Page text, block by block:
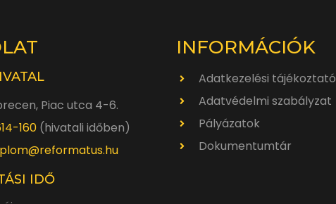
Piac utca 4-6.
160 (hivatali időben)
IDŐ
INFORMÁCIÓK
Adatkezelési tájékoztató
Adatvédelmi szabályzat
Pályázatok
Dokumentumtár